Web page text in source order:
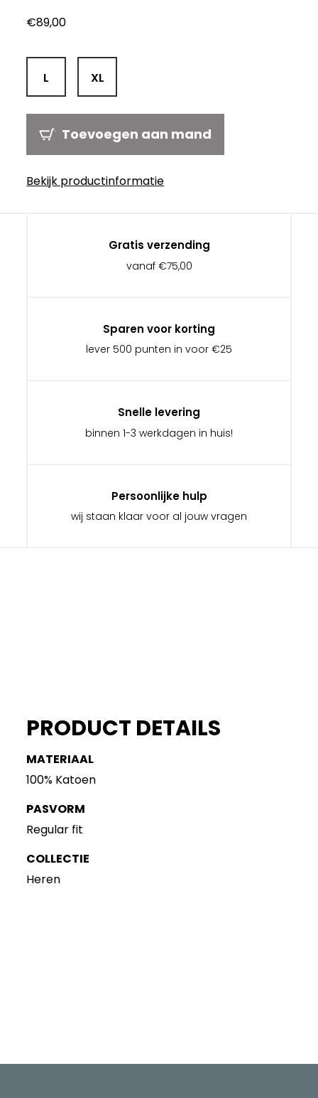
€89,00
L XL
Toevoegen aan mand
Bekijk productinformatie
Gratis verzending
vanaf €75,00
Sparen voor korting
lever 500 punten in voor €25
Snelle levering
binnen 1-3 werkdagen in huis!
Persoonlijke hulp
wij staan klaar voor al jouw vragen
PRODUCT DETAILS
MATERIAAL
100% Katoen
PASVORM
Regular fit
COLLECTIE
Heren